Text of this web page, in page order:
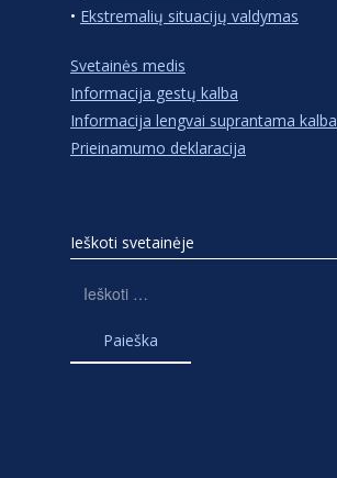
• Ekstremalių situacijų valdymas
Svetainės medis
Informacija gestų kalba
Informacija lengvai suprantama kalba
Prieinamumo deklaracija
Ieškoti svetainėje